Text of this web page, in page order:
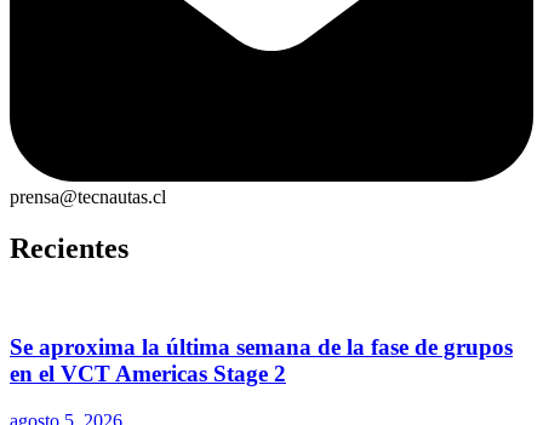
prensa@tecnautas.cl
Recientes
Se aproxima la última semana de la fase de grupos
en el VCT Americas Stage 2
agosto 5, 2026